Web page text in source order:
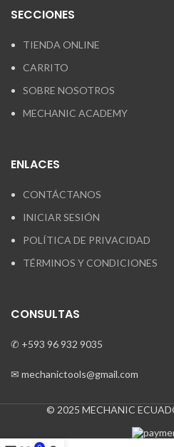
SECCIONES
TIENDA ONLINE
CARRITO
SOBRE NOSOTROS
MECHANIC ACADEMY
ENLACES
CONTÁCTANOS
INICIAR SESIÓN
POLÍTICA DE PRIVACIDAD
TÉRMINOS Y CONDICIONES
CONSULTAS
✆ +593 96 932 9035
✉ mechanictools@gmail.com
© 2025 MECHANIC